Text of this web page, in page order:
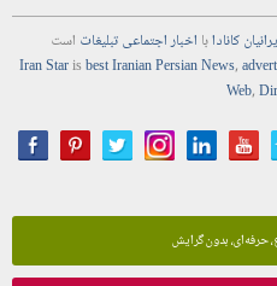
کانادابا اخباراجتماعیتبلیغات است
Iran Starisbest Iranian PersianNews,
Web,
حرفه‌ای، بدون گرایش